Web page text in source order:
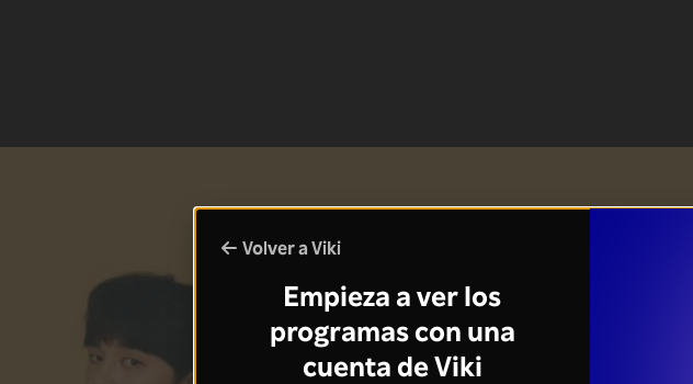
Volver a Viki
Empieza a ver los
programas con una
cuenta de Viki